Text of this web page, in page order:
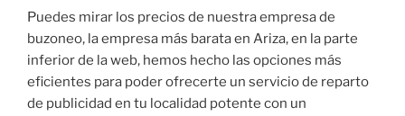
Puedes mirar los precios de nuestra empresa de
buzoneo, la empresa más barata en Ariza, en la parte
inferior de la web, hemos hecho las opciones más
eficientes para poder ofrecerte un servicio de reparto
de publicidad en tu localidad potente con un